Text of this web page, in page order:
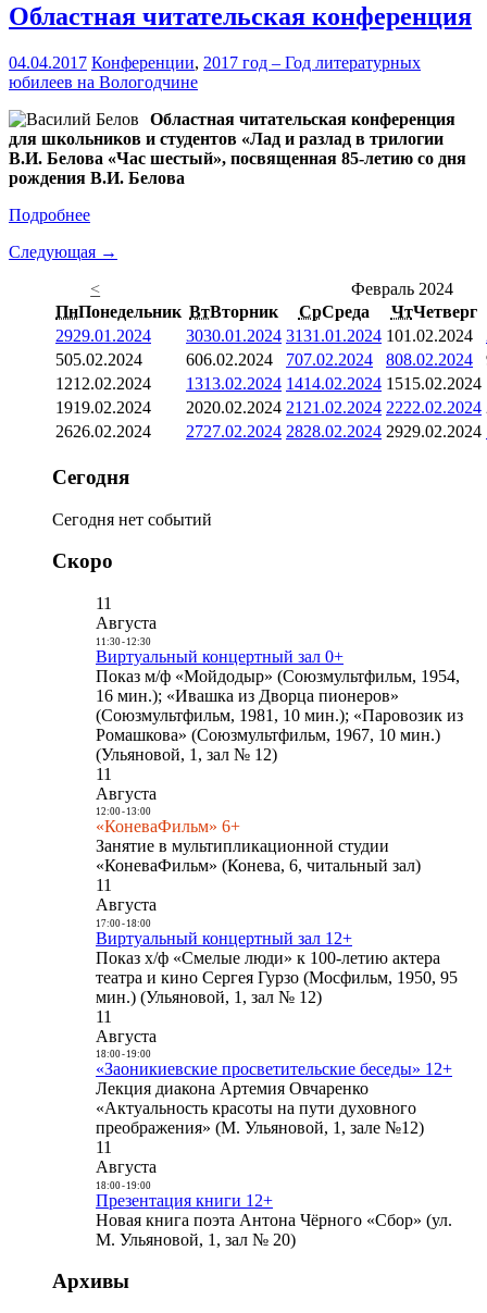
Областная читательская конференция
04.04.2017 Конференции, 2017 год – Год литературных
юбилеев на Вологодчине
Областная читательская конференция
для школьников и студентов «Лад и разлад в трилогии
В.И. Белова «Час шестый», посвященная 85-летию со дня
рождения В.И. Белова
Подробнее
Следующая →
<
Февраль 2024
ПнПонедельник ВтВторник СрСреда ЧтЧетверг
2929.01.2024 3030.01.2024 3131.01.2024 101.02.2024
505.02.2024 606.02.2024 707.02.2024 808.02.2024
1212.02.2024 1313.02.2024 1414.02.2024 1515.02.2024
1919.02.2024 2020.02.2024 21 21.02.2024 2222.02.2024
2626.02.2024 2727.02.2024 2828.02.2024 2929.02.2024
Сегодня
Сегодня нет событий
Скоро
11
Августа
11:30- 12:30
Виртуальный концертный зал 0+
Показ м/ф «Мойдодыр» (Союзмультфильм, 1954,
16 мин.); «Ивашка из Дворца пионеров»
(Союзмультфильм, 1981, 10 мин.); «Паровозик из
Ромашкова» (Союзмультфильм, 1967, 10 мин.)
(Ульяновой, 1, зал № 12)
11
Августа
12:00- 13:00
«КоневаФильм» 6+
Занятие в мультипликационной студии
«КоневаФильм» (Конева, 6, читальный зал)
11
Августа
17:00- 18:00
Виртуальный концертный зал 12+
Показ х/ф «Смелые люди» к 100-летию актера
театра и кино Сергея Гурзо (Мосфильм, 1950, 95
мин.) (Ульяновой, 1, зал № 12)
11
Августа
18:00- 19:00
«Заоникиевские просветительские беседы» 12+
Лекция диакона Артемия Овчаренко
«Актуальность красоты на пути духовного
преображения» (М. Ульяновой, 1, зале №12)
11
Августа
18:00- 19:00
Презентация книги 12+
Новая книга поэта Антона Чёрного «Сбор» (ул.
М. Ульяновой, 1, зал № 20)
Архивы